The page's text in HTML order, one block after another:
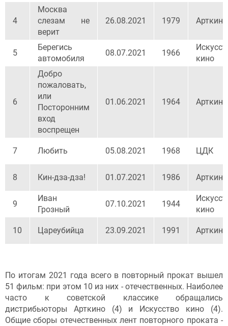
4
Москва
слезам не
верит
26.08.2021 1979 Арткино
5
Берегись
автомобиля
08.07.2021 1966
кино
6
Добро
пожаловать,
или
Посторонним
вход
воспрещен
01.06.2021 1964 Арткино
7 Любить 05.08.2021 1968 ЦДК
8 Кин-дза-дза! 01.07.2021 1986
9
Иван
Грозный
07.10.2021 1944
кино
10 Цареубийца 23.09.2021 1991
По итогам 2021 года всего в повторный прокат вышел
51 фильм: при этом 10 из них - отечественных. Наиболее
часто к советской классике обращались
дистрибьюторы Арткино (4) и Искусство кино (4).
Общие сборы отечественных лент повторного проката -